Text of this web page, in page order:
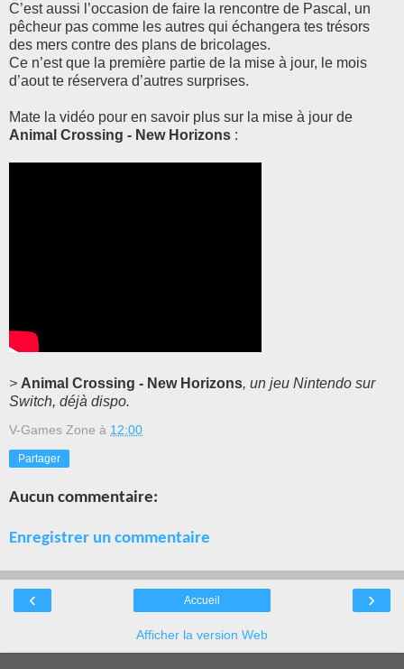
C’est aussi l’occasion de faire la rencontre de Pascal, un
pêcheur pas comme les autres qui échangera tes trésors
des mers contre des plans de bricolages.
Ce n’est que la première partie de la mise à jour, le mois
d’aout te réservera d’autres surprises.
Mate la vidéo pour en savoir plus sur la mise à jour de
Animal Crossing - New Horizons :
> Animal Crossing - New Horizons, un jeu Nintendo sur
Switch, déjà dispo.
V-Games Zone à 12:00
Partager
Aucun commentaire:
Enregistrer un commentaire
‹ ›
Accueil
Afficher la version Web